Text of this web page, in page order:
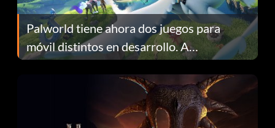
Palworld tiene ahora dos juegos para
móvil distintos en desarrollo. A
continuación te explicamos por qué.